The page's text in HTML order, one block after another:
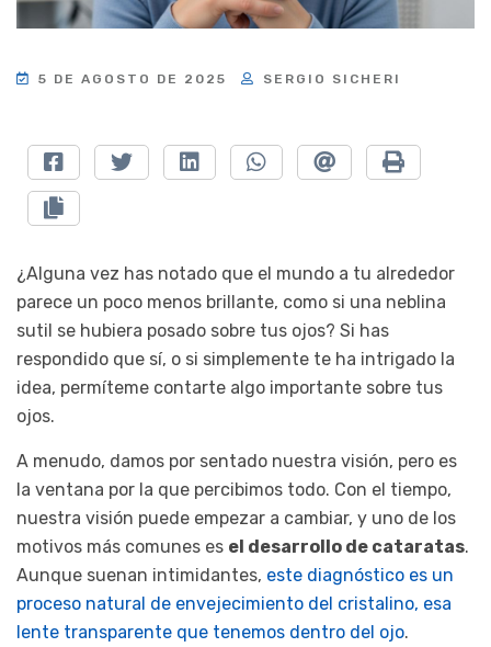
5 DE AGOSTO DE 2025 SERGIO SICHERI
¿Alguna vez has notado que el mundo a tu alrededor
parece un poco menos brillante, como si una neblina
sutil se hubiera posado sobre tus ojos? Si has
respondido que sí, o si simplemente te ha intrigado la
idea, permíteme contarte algo importante sobre tus
ojos.
A menudo, damos por sentado nuestra visión, pero es
la ventana por la que percibimos todo. Con el tiempo,
nuestra visión puede empezar a cambiar, y uno de los
motivos más comunes es el desarrollo de cataratas.
Aunque suenan intimidantes, este diagnóstico es un
proceso natural de envejecimiento del cristalino, esa
lente transparente que tenemos dentro del ojo.